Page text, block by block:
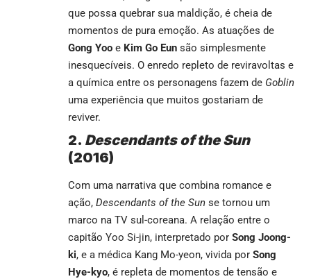
que possa quebrar sua maldição, é cheia de
momentos de pura emoção. As atuações de
Gong Yoo e Kim Go Eun são simplesmente
inesquecíveis. O enredo repleto de reviravoltas e
a química entre os personagens fazem de Goblin
uma experiência que muitos gostariam de
reviver.
2. Descendants of the Sun
(2016)
Com uma narrativa que combina romance e
ação, Descendants of the Sun se tornou um
marco na TV sul-coreana. A relação entre o
capitão Yoo Si-jin, interpretado por Song Joong-
ki, e a médica Kang Mo-yeon, vivida por Song
Hye-kyo, é repleta de momentos de tensão e